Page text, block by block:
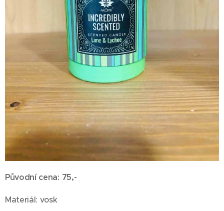
Původní cena: 75,-
Materiál: vosk